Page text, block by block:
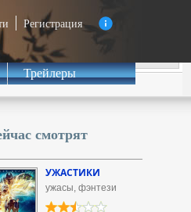
Регистрация
Трейлеры
смотрят
УЖАСТИКИ
ужасы, фэнтези